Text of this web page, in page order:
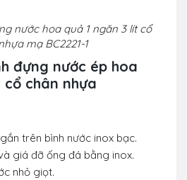
nước hoa quả 1 ngăn 3 lít cổ
mạ BC2221-1
đựng nước ép hoa
chân nhựa
trên bình nước inox bạc.
giá đỡ ống đá bằng inox.
nhỏ giọt.